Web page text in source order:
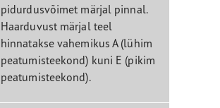
pidurdusvõimet märjal pinnal.
Haarduvust märjal teel
hinnatakse vahemikus A (lühim
peatumisteekond) kuni E (pikim
peatumisteekond).